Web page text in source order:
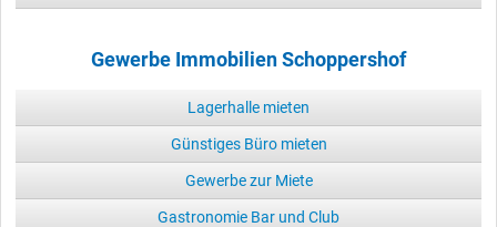
Gewerbe Immobilien Schoppershof
Lagerhalle mieten
Günstiges Büro mieten
Gewerbe zur Miete
Gastronomie Bar und Club